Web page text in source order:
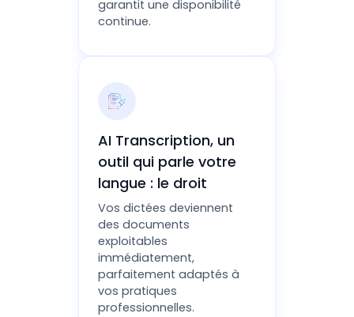
garantit une disponibilité
continue.
AI Transcription, un
outil qui parle votre
langue : le droit
Vos dictées deviennent
des documents
exploitables
immédiatement,
parfaitement adaptés à
vos pratiques
professionnelles.